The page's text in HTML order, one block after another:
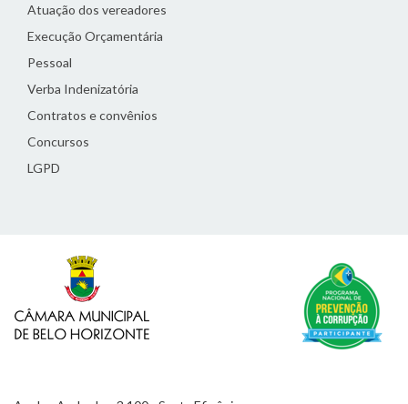
Atuação dos vereadores
Execução Orçamentária
Pessoal
Verba Indenizatória
Contratos e convênios
Concursos
LGPD